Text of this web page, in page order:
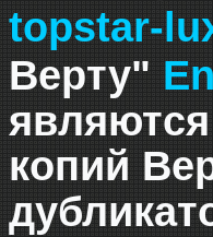
topstar-
Верту"
копий